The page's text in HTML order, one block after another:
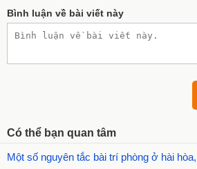
Bình luận về bài viết này
Có thể bạn quan tâm
Một số nguyên tắc bài trí phòng ở hài